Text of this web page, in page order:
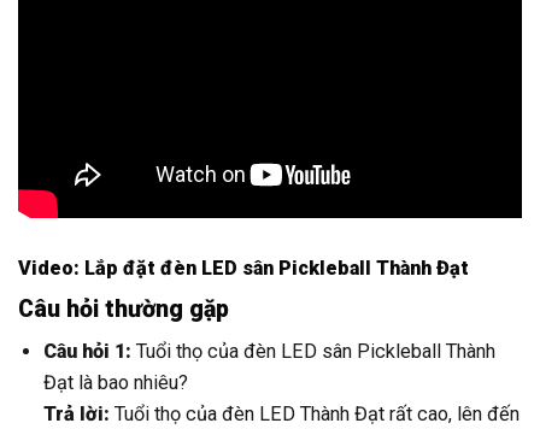
Video: Lắp đặt đèn LED sân Pickleball Thành Đạt
Câu hỏi thường gặp
Câu hỏi 1: Tuổi thọ của đèn LED sân Pickleball Thành
Đạt là bao nhiêu?
Trả lời: Tuổi thọ của đèn LED Thành Đạt rất cao, lên đến